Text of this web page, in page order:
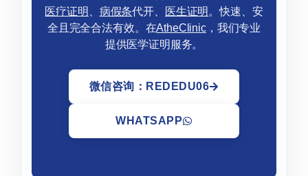
医疗证明
病假条代开、 医生证明 。快速、安
全且完全合法有效。在AtheClinic，我们专业
提供医学证明服务。
微信咨询：REDEDU06
WHATSAPP